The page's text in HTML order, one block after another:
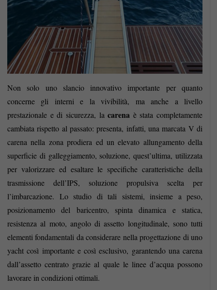
Non solo uno slancio innovativo importante per quanto
concerne gli interni e la vivibilità, ma anche a livello
prestazionale e di sicurezza, lacarena è stata completamente
cambiata rispetto al passato: presenta, infatti, una marcata V di
carena nella zona prodiera ed un elevato allungamento della
superficie di galleggiamento, soluzione, quest’ultima, utilizzata
per valorizzare ed esaltare le specifiche caratteristiche della
trasmissione dell’IPS, soluzione propulsiva scelta per
l’imbarcazione. Lo studio di tali sistemi, insieme a peso,
posizionamento del baricentro, spinta dinamica e statica,
resistenza al moto, angolo di assetto longitudinale, sono tutti
elementi fondamentali da considerare nella progettazione di uno
yacht così importante e così esclusivo, garantendo una carena
dall’assetto centrato grazie al quale le linee d’acqua possono
lavorare in condizioni ottimali.